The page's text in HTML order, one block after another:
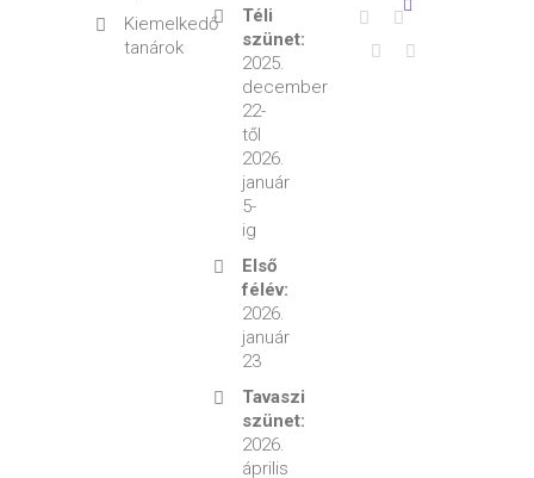
Kiemelkedő
tanárok
Téli
szünet:
2025.
december
22-
től
2026.
január
5-
ig
Első
félév:
2026.
január
23
Tavaszi
szünet:
2026.
április